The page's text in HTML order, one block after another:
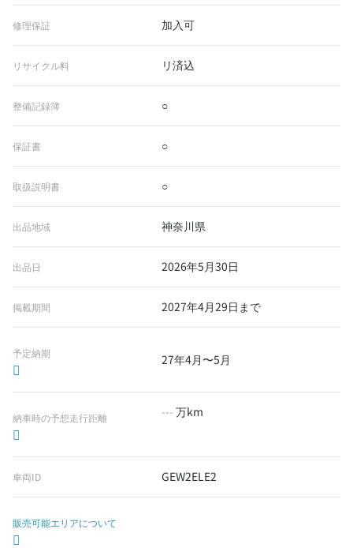
修理保証 加入可
リサイクル料 リ済込
整備記録簿 ○
保証書 ○
取扱説明書 ○
出品地域 神奈川県
出品日 2026年5月30日
掲載期間 2027年4月29日まで
予定納期 27年4月〜5月
納車時の予想走行距離 --- 万km
車両ID GEW2ELE2
販売可能エリアについて